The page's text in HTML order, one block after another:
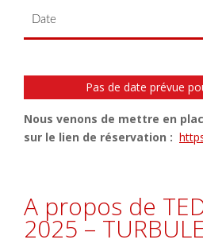
Pas de date prévue
Nous venons de mettre en
sur le lien de réservation :
A propos de
2025 –